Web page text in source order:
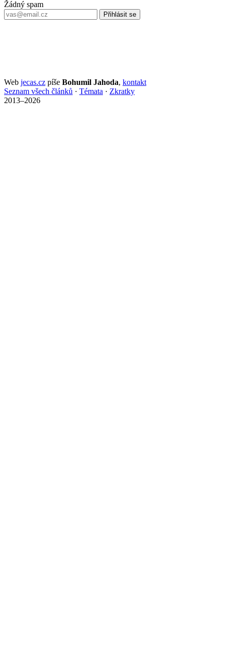
Žádný spam
Přihlásit se
Web jecas.cz píše Bohumil Jahoda, kontakt
Seznam všech článků · Témata · Zkratky
2013–2026